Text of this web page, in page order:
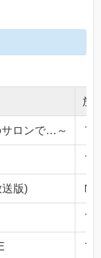
放
サロンで…～ Ｔ
Ｔ
版) Ｎ
Ｔ
Ｔ